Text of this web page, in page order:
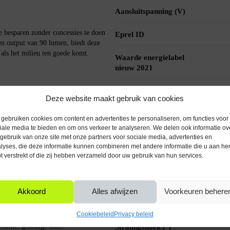
Deze website maakt gebruik van cookies
gebruiken cookies om content en advertenties te personaliseren, om functies voor
media te bieden en om ons verkeer te analyseren. We delen ook informatie
van onze site met onze partners voor sociale media, advertenties en
die deze informatie kunnen combineren met andere informatie die u aan
verstrekt of die zij hebben verzameld door uw gebruik van hun services.
Akkoord Alles afwijzen Voorkeuren
Cookiebeleid Privacy beleid
zonder concessies te doen
output van 90 lumen, biedt deze
het milieu ten goede komt.
warm wit licht uit dat perfect is voor
diner organiseert of een rustige
stijlvolle toevoeging aan je
voor kroonluchters, wandlampen en
elke E14 fitting. Draai de lamp in
gezellige licht.
Aansluitspanning (V)
Eprel ID
Waarde energielabel
nieuw 2021
datagebruik document
Lumen per lichtpunt
(lm)
CRI
Kleurtemperatuur (K)
Kleur licht
Stralingshoek (°)